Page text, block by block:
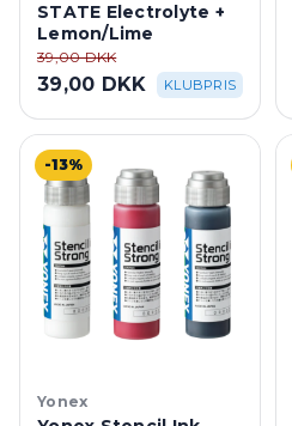
STATE Electrolyte +
Lemon/Lime
39,00 DKK
39,00 DKK KLUBPRIS
-13%
Yonex